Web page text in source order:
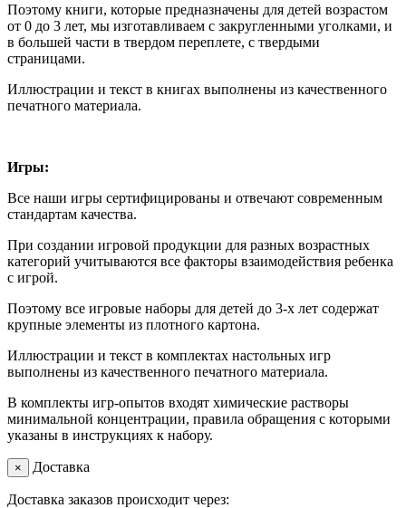
Поэтому книги, которые предназначены для детей возрастом
от 0 до 3 лет, мы изготавливаем с закругленными уголками, и
в большей части в твердом переплете, с твердыми
страницами.
Иллюстрации и текст в книгах выполнены из качественного
печатного материала.
Игры:
Все наши игры сертифицированы и отвечают современным
стандартам качества.
При создании игровой продукции для разных возрастных
категорий учитываются все факторы взаимодействия ребенка
с игрой.
Поэтому все игровые наборы для детей до 3-х лет содержат
крупные элементы из плотного картона.
Иллюстрации и текст в комплектах настольных игр
выполнены из качественного печатного материала.
В комплекты игр-опытов входят химические растворы
минимальной концентрации, правила обращения с которыми
указаны в инструкциях к набору.
× Доставка
Доставка заказов происходит через: